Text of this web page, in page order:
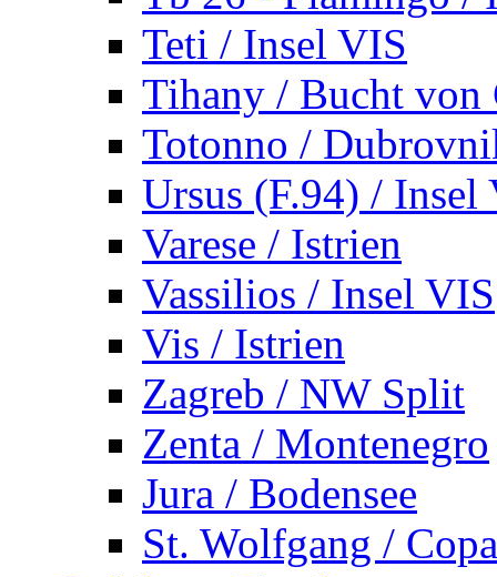
Teti / Insel VIS
Tihany / Bucht von
Totonno /
Ursus (F.94) / Insel
Varese / Istrien
Vassilios / Insel VIS
Vis / Istrien
Zagreb / NW Split
Zenta / Montenegro
Jura / Bodensee
St. Wolfgang /